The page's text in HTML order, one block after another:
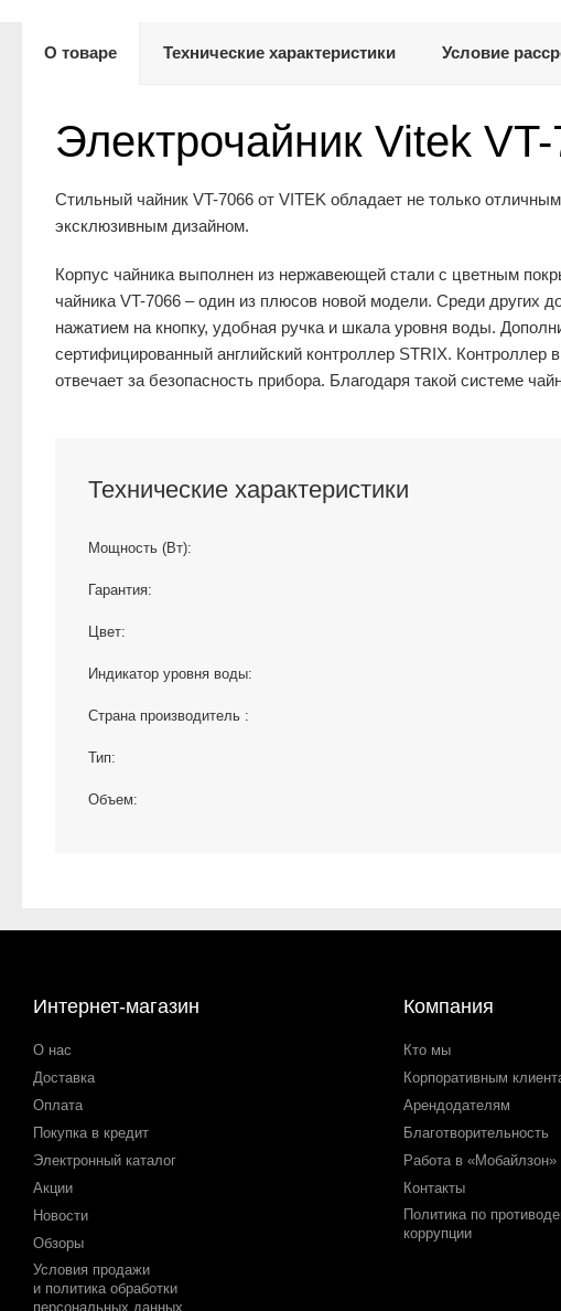
О товаре Технические характеристики Условие
Электрочайник Vitek
Стильный чайник VT-7066 от VITEK обладает не только
эксклюзивным дизайном.
Корпус чайника выполнен из нержавеющей стали с цветным
чайника VT-7066 – один из плюсов новой модели. Среди других
нажатием на кнопку, удобная ручка и шкала уровня воды.
сертифицированный английский контроллер STRIX.
отвечает за безопасность прибора. Благодаря такой системе
Технические характеристики
Мощность (Вт):
Гарантия:
Цвет:
Индикатор уровня воды:
Страна производитель :
Тип:
Объем:
Интернет-магазин
О нас
Доставка
Оплата
Покупка в кредит
Электронный каталог
Акции
Новости
Обзоры
Условия продажи
и политика обработки
персональных данных
Компания
Кто мы
Корпоративным
Арендодателям
Благотворительность
Работа в «Мобайлзон»
Контакты
Политика по
коррупции